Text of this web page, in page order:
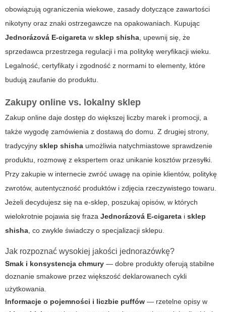
obowiązują ograniczenia wiekowe, zasady dotyczące zawartości
nikotyny oraz znaki ostrzegawcze na opakowaniach. Kupując
Jednorázová E-cigareta w sklep shisha, upewnij się, że
sprzedawca przestrzega regulacji i ma politykę weryfikacji wieku.
Legalność, certyfikaty i zgodność z normami to elementy, które
budują zaufanie do produktu.
Zakupy online vs. lokalny sklep
Zakup online daje dostęp do większej liczby marek i promocji, a
także wygodę zamówienia z dostawą do domu. Z drugiej strony,
tradycyjny sklep shisha umożliwia natychmiastowe sprawdzenie
produktu, rozmowę z ekspertem oraz unikanie kosztów przesyłki.
Przy zakupie w internecie zwróć uwagę na opinie klientów, politykę
zwrotów, autentyczność produktów i zdjęcia rzeczywistego towaru.
Jeżeli decydujesz się na e-sklep, poszukaj opisów, w których
wielokrotnie pojawia się fraza Jednorázová E-cigareta i sklep
shisha, co zwykle świadczy o specjalizacji sklepu.
Jak rozpoznać wysokiej jakości jednorazówkę?
Smak i konsystencja chmury — dobre produkty oferują stabilne
doznanie smakowe przez większość deklarowanech cykli
użytkowania.
Informacje o pojemności i liczbie puffów — rzetelne opisy w